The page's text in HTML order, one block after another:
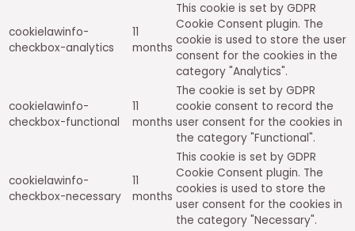
cookielawinfo-
checkbox-analytics
11
months
This cookie is set by GDPR
Cookie Consent plugin. The
cookie is used to store the user
consent for the cookies in the
category "Analytics".
cookielawinfo-
checkbox-functional
11
months
The cookie is set by GDPR
cookie consent to record the
user consent for the cookies in
the category "Functional".
cookielawinfo-
checkbox-necessary
11
months
This cookie is set by GDPR
Cookie Consent plugin. The
cookies is used to store the
user consent for the cookies in
the category "Necessary".